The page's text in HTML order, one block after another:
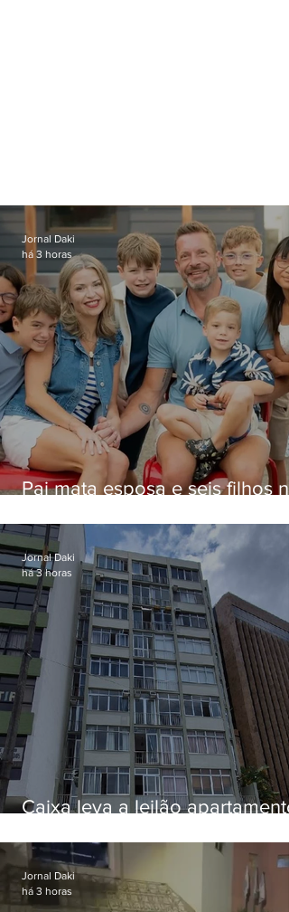
Pai mata esposa e seis filhos
Jornal Daki
há 3 horas
Caixa leva a leilão apartamento
Botafogo
Jornal Daki
há 3 horas
Jornal Daki
há 3 horas